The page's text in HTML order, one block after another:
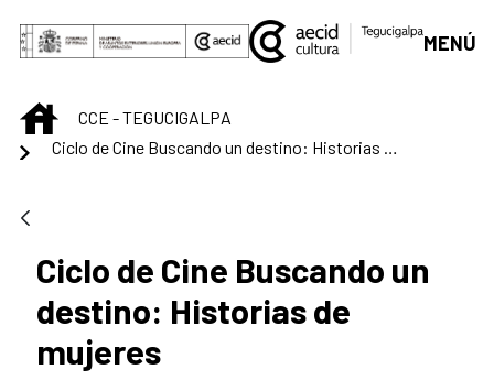
Saltar al contenido principal
MENÚ
INICIOCCE - TEGUCIGALPA
Ciclo de Cine Buscando un destino: Historias de mujeres
Ciclo de Cine Buscando un
destino: Historias de
mujeres